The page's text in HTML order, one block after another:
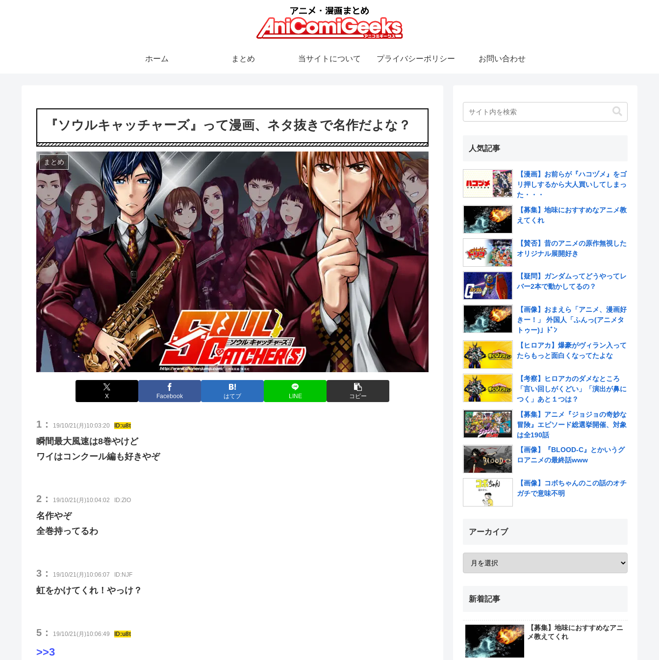
ホーム まとめ 当サイトについて プライバシーポリシー お問い合わせ
『ソウルキャッチャーズ』って漫画、ネタ抜きで名作だよな？
まとめ
X Facebook はてブ LINE コピー
1： 19/10/21(月)10:03:20 ID:u8t
瞬間最大風速は8巻やけど
ワイはコンクール編も好きやぞ
2： 19/10/21(月)10:04:02 ID:ZlO
名作やぞ
全巻持ってるわ
3： 19/10/21(月)10:06:07 ID:NJF
虹をかけてくれ！やっけ？
5： 19/10/21(月)10:06:49 ID:u8t
>>3
人気記事
【漫画】お前らが『ハコヅメ』をゴ
リ押しするから大人買いしてしまっ
た・・・
【募集】地味におすすめなアニメ教
えてくれ
【賛否】昔のアニメの原作無視した
オリジナル展開好き
【疑問】ガンダムってどうやってレ
バー2本で動かしてるの？
【画像】おまえら「アニメ、漫画好
きー！」 外国人「ふんっ(アニメタ
トゥー)」ﾄﾞﾝ
【ヒロアカ】爆豪がヴィラン入って
たらもっと面白くなってたよな
【考察】ヒロアカのダメなところ
「言い回しがくどい」「演出が鼻に
つく」あと１つは？
【募集】アニメ『ジョジョの奇妙な
冒険』エピソード総選挙開催、対象
は全190話
【画像】『BLOOD-C』とかいうグ
ロアニメの最終話www
【画像】コボちゃんのこの話のオチ
ガチで意味不明
アーカイブ
新着記事
【募集】地味におすすめなアニ
メ教えてくれ